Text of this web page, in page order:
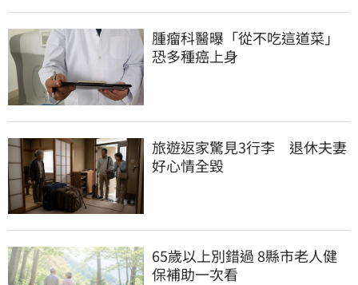
腫瘤科醫曝「從不吃這道菜」
恐多種癌上身
旅遊返家驚見3行李　退休夫妻
好心情全毀
65歲以上別錯過 8縣市老人健
保補助一次看